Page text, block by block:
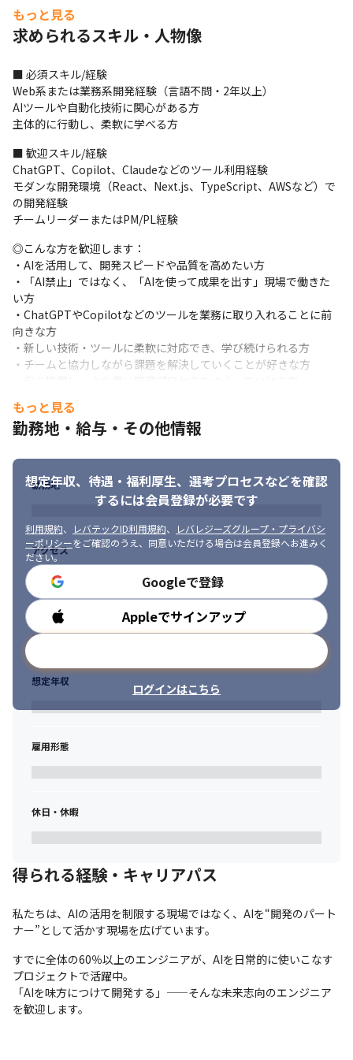
LLMベースのコードレビュー支援システムPoC開発（Python＋
OpenAI API）
もっと見る
求められるスキル・人物像
■ 必須スキル/経験
Web系または業務系開発経験（言語不問・2年以上）
AIツールや自動化技術に関心がある方
主体的に行動し、柔軟に学べる方
■ 歓迎スキル/経験
ChatGPT、Copilot、Claudeなどのツール利用経験
モダンな開発環境（React、Next.js、TypeScript、AWSなど）で
の開発経験
チームリーダーまたはPM/PL経験
◎こんな方を歓迎します：
・AIを活用して、開発スピードや品質を高めたい方
・「AI禁止」ではなく、「AIを使って成果を出す」現場で働きた
い方
・ChatGPTやCopilotなどのツールを業務に取り入れることに前
向きな方
・新しい技術・ツールに柔軟に対応でき、学び続けられる方
・チームと協力しながら課題を解決していくことが好きな方
をお待ちしています
もっと見る
勤務地・給与・その他情報
想定年収、待遇・福利厚生、 選考プロセスなどを確認
するには会員登録が必要です
利用規約、 レバテックID利用規約、
レバレジーズグループ・プライバシ
ーポリシーをご確認のうえ、同意いただける場合は会員登録へお進みく
ださい。
Googleで登録
Appleでサインアップ
ログインはこちら
勤務地
アクセス
勤務時間
想定年収
雇用形態
休日・休暇
得られる経験・キャリアパス
私たちは、AIの活用を制限する現場ではなく、AIを“開発のパート
ナー”として活かす現場を広げています。
すでに全体の60％以上のエンジニアが、AIを日常的に使いこなす
プロジェクトで活躍中。
「AIを味方につけて開発する」——そんな未来志向のエンジニア
を歓迎します。